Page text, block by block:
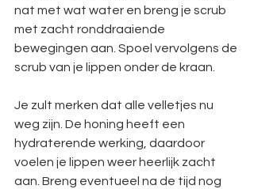
nat met wat water en breng je scrub
met zacht ronddraaiende
bewegingen aan. Spoel vervolgens de
scrub van je lippen onder de kraan.
Je zult merken dat alle velletjes nu
weg zijn. De honing heeft een
hydraterende werking, daardoor
voelen je lippen weer heerlijk zacht
aan. Breng eventueel na de tijd nog